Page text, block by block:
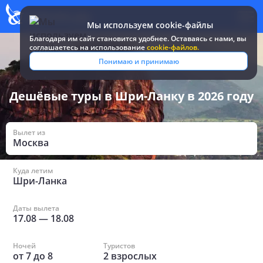
Мы используем cookie-файлы
Благодаря им сайт становится удобнее. Оставаясь c нами, вы
соглашаетесь на использованиеcookie-файлов.
Понимаю и принимаю
Все туры и путевки / Шри-Ланка / Дешёвые
Дешёвые туры в Шри-Ланку в 2026 году
Вылет из
Москва
Куда летим
Шри-Ланка
Даты вылета
17.08— 18.08
Ночей
от7до 8
Туристов
2 взрослых